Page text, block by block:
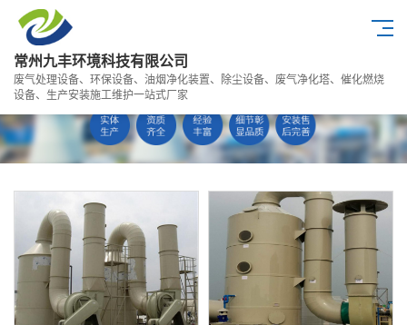
常州九丰环境科技有限公司
废气处理设备、环保设备、油烟净化装置、除尘设备、废气净化塔、催化燃烧
设备、生产安装施工维护一站式厂家